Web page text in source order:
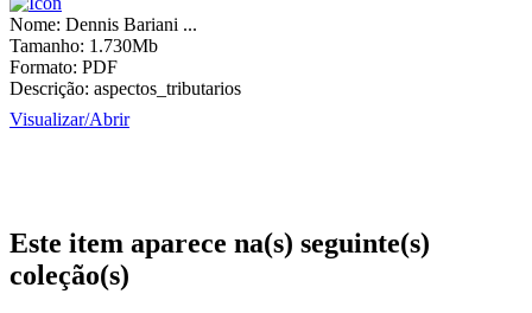
Nome: Dennis Bariani ...
Tamanho: 1.730Mb
Formato: PDF
Descrição: aspectos_tributarios
Visualizar/Abrir
Este item aparece na(s) seguinte(s)
coleção(s)